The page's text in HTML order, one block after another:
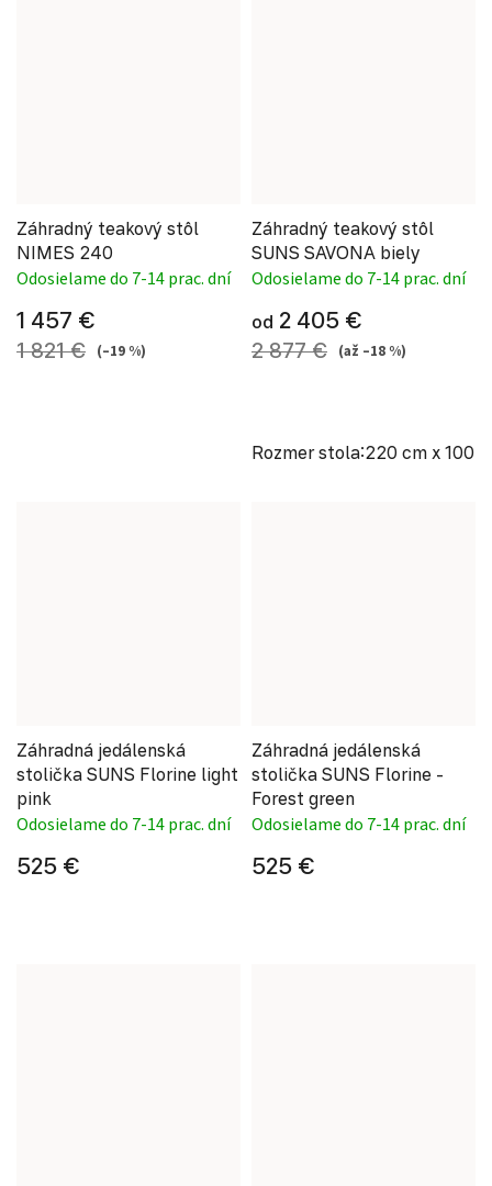
Záhradný teakový stôl
NIMES 240
Odosielame do 7-14 prac. dní
1 457 €
1 821 € (–19 %)
Záhradný teakový stôl
SUNS SAVONA biely
Odosielame do 7-14 prac. dní
od 2 405 €
2 877 € (až –18 %)
Rozmer stola:220 cm x 100
Záhradná jedálenská
stolička SUNS Florine light
pink
Odosielame do 7-14 prac. dní
525 €
Záhradná jedálenská
stolička SUNS Florine -
Forest green
Odosielame do 7-14 prac. dní
525 €